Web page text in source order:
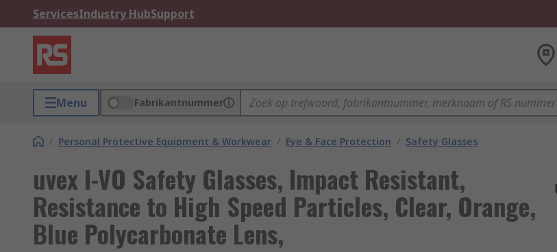
ServicesIndustry HubSupport
Menu Fabrikantnummer
/ Personal Protective Equipment & Workwear / Eye & Face Protection / Safety Glasses
uvex I-VO Safety Glasses, Impact Resistant,
Resistance to High Speed Particles, Clear, Orange,
Blue Polycarbonate Lens,